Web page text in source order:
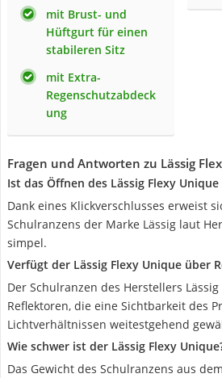
mit Brust- und
Hüftgurt für einen
stabileren Sitz
mit Extra-
Regenschutzabdeck
ung
Fragen und Antworten zu Lässig
Ist das Öffnen des Lässig Flexy Unique
Dank eines Klickverschlusses erweist
Schulranzens der Marke Lässig laut
simpel.
Verfügt der Lässig Flexy Unique über
Der Schulranzen des Herstellers
Reflektoren, die eine Sichtbarkeit des
Lichtverhältnissen weitestgehend
Wie schwer ist der Lässig Flexy
Das Gewicht des Schulranzens aus